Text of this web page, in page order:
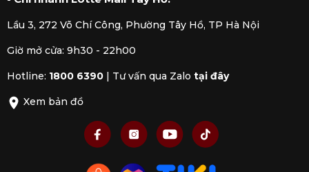
Lầu 3, 272 Võ Chí Công, Phường Tây Hồ, TP Hà Nội
Giờ mở cửa: 9h30 - 22h00
Hotline: 1800 6390 Tư vấn qua Zalo tại đây
Xem bản đồ